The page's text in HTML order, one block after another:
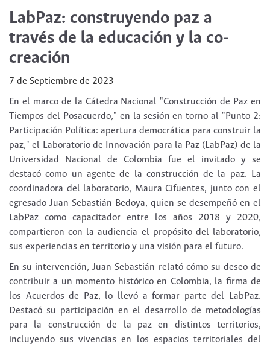
LabPaz: construyendo paz a
través de la educación y la co-
creación
7 de Septiembre de 2023
En el marco de la Cátedra Nacional "Construcción de Paz en
Tiempos del Posacuerdo," en la sesión en torno al "Punto 2:
Participación Política: apertura democrática para construir la
paz," el Laboratorio de Innovación para la Paz (LabPaz) de la
Universidad Nacional de Colombia fue el invitado y se
destacó como un agente de la construcción de la paz. La
coordinadora del laboratorio, Maura Cifuentes, junto con el
egresado Juan Sebastián Bedoya, quien se desempeñó en el
LabPaz como capacitador entre los años 2018 y 2020,
compartieron con la audiencia el propósito del laboratorio,
sus experiencias en territorio y una visión para el futuro.
En su intervención, Juan Sebastián relató cómo su deseo de
contribuir a un momento histórico en Colombia, la firma de
los Acuerdos de Paz, lo llevó a formar parte del LabPaz.
Destacó su participación en el desarrollo de metodologías
para la construcción de la paz en distintos territorios,
incluyendo sus vivencias en los espacios territoriales del